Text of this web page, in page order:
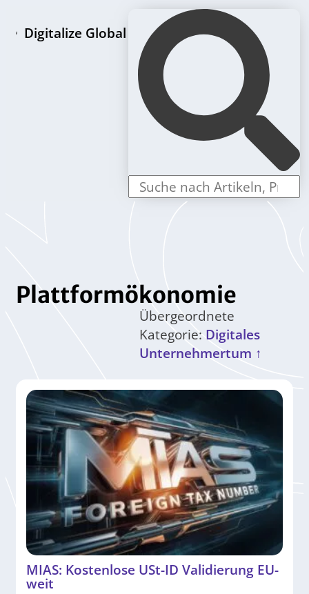
Digitalize Global
Plattformökonomie
Übergeordnete
Kategorie: Digitales
Unternehmertum ↑
MIAS: Kostenlose USt-ID Validierung EU-
weit